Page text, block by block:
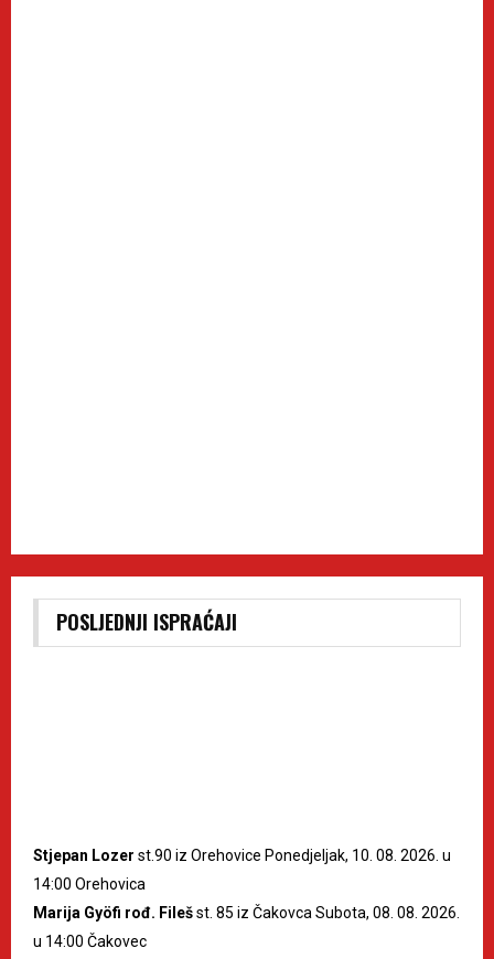
POSLJEDNJI ISPRAĆAJI
Stjepan Lozer st.90 iz Orehovice Ponedjeljak, 10. 08. 2026. u
14:00 Orehovica
Marija Gyöfi rođ. Filešst. 85 iz Čakovca Subota, 08. 08. 2026.
u 14:00 Čakovec